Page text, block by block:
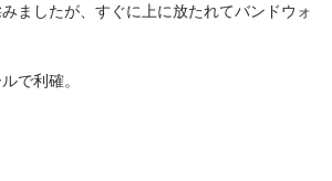
ましたが、すぐに上に放たれてバンドウォ
で利確。